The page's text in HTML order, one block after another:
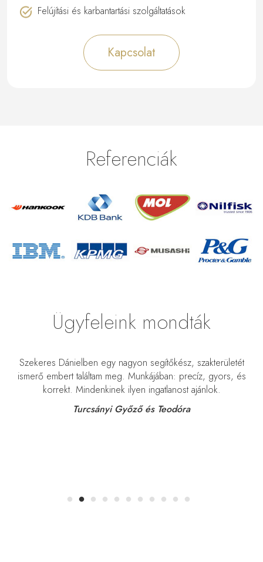
Felújítási és karbantartási szolgáltatások
Kapcsolat
Referenciák
Ügyfeleink mondták
Szekeres Dánielben egy nagyon segítőkész, szakterületét
ismerő embert találtam meg. Munkájában: precíz, gyors, és
korrekt. Mindenkinek ilyen ingatlanost ajánlok.
Turcsányi Győző és Teodóra